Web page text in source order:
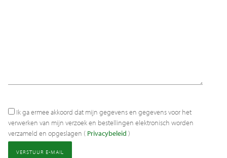
Ik ga ermee akkoord dat mijn gegevens en gegevens voor het
verwerken van mijn verzoek en bestellingen elektronisch worden
verzameld en opgeslagen ( Privacybeleid )
VERSTUUR E-MAIL